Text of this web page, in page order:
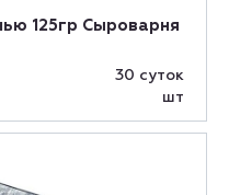
125гр Сыроварня
30 суток
шт